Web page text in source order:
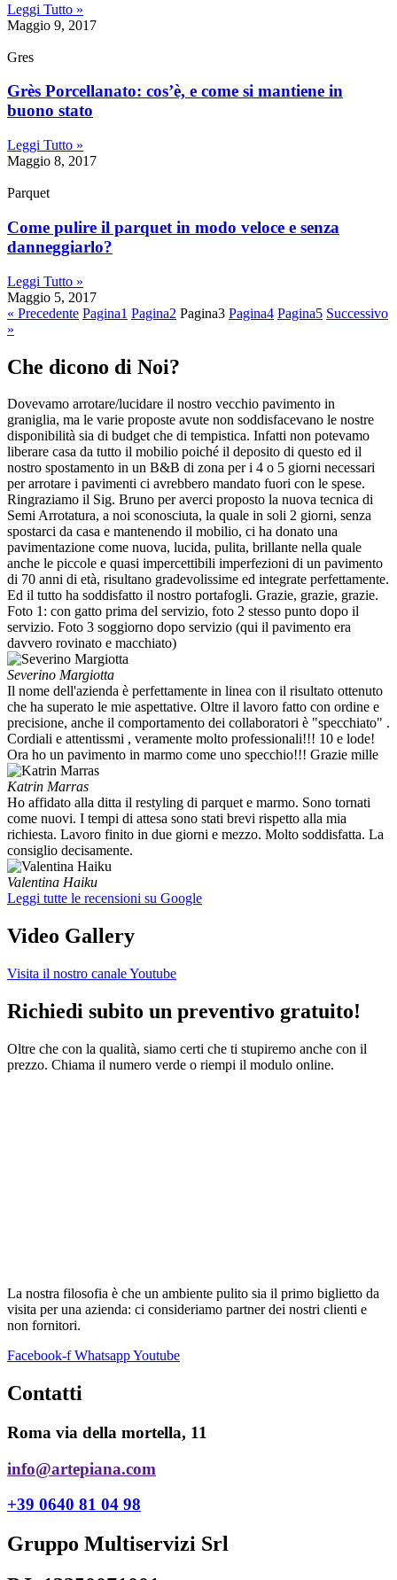
Leggi Tutto »
Maggio 9, 2017
Gres
Grès Porcellanato: cos’è, e come si mantiene in
buono stato
Leggi Tutto »
Maggio 8, 2017
Parquet
Come pulire il parquet in modo veloce e senza
danneggiarlo?
Leggi Tutto »
Maggio 5, 2017
« Precedente Pagina1 Pagina2 Pagina3 Pagina4 Pagina5 Successivo
»
Che dicono di Noi?
Dovevamo arrotare/lucidare il nostro vecchio pavimento in
graniglia, ma le varie proposte avute non soddisfacevano le nostre
disponibilità sia di budget che di tempistica. Infatti non potevamo
liberare casa da tutto il mobilio poiché il deposito di questo ed il
nostro spostamento in un B&B di zona per i 4 o 5 giorni necessari
per arrotare i pavimenti ci avrebbero mandato fuori con le spese.
Ringraziamo il Sig. Bruno per averci proposto la nuova tecnica di
Semi Arrotatura, a noi sconosciuta, la quale in soli 2 giorni, senza
spostarci da casa e mantenendo il mobilio, ci ha donato una
pavimentazione come nuova, lucida, pulita, brillante nella quale
anche le piccole e quasi impercettibili imperfezioni di un pavimento
di 70 anni di età, risultano gradevolissime ed integrate perfettamente.
Ed il tutto ha soddisfatto il nostro portafogli. Grazie, grazie, grazie.
Foto 1: con gatto prima del servizio, foto 2 stesso punto dopo il
servizio. Foto 3 soggiorno dopo servizio (qui il pavimento era
davvero rovinato e macchiato)
Severino Margiotta
Il nome dell'azienda è perfettamente in linea con il risultato ottenuto
che ha superato le mie aspettative. Oltre il lavoro fatto con ordine e
precisione, anche il comportamento dei collaboratori è "specchiato" .
Cordiali e attentissmi , veramente molto professionali!!! 10 e lode!
Ora ho un pavimento in marmo come uno specchio!!! Grazie mille
Katrin Marras
Ho affidato alla ditta il restyling di parquet e marmo. Sono tornati
come nuovi. I tempi di attesa sono stati brevi rispetto alla mia
richiesta. Lavoro finito in due giorni e mezzo. Molto soddisfatta. La
consiglio decisamente.
Valentina Haiku
Leggi tutte le recensioni su Google
Video Gallery
Visita il nostro canale Youtube
Richiedi subito un preventivo gratuito!
Oltre che con la qualità, siamo certi che ti stupiremo anche con il
prezzo. Chiama il numero verde o riempi il modulo online.
La nostra filosofia è che un ambiente pulito sia il primo biglietto da
visita per una azienda: ci consideriamo partner dei nostri clienti e
non fornitori.
Facebook-f WhatsappYoutube
Contatti
Roma via della mortella, 11
info@artepiana.com
+39 0640 81 04 98
Gruppo Multiservizi Srl